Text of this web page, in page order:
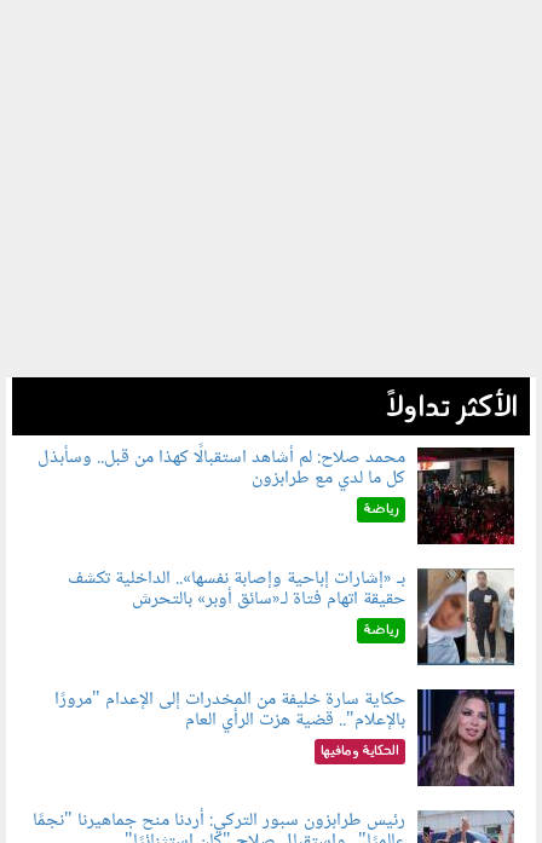
الأكثر تداولاً
060802.jpg
محمد صلاح: لم أشاهد استقبالًا كهذا من قبل.. وسأبذل
كل ما لدي مع طرابزون
رياضة
060804.jpg
بـ «إشارات إباحية وإصابة نفسها».. الداخلية تكشف
حقيقة اتهام فتاة لـ«سائق أوبر» بالتحرش
رياضة
060801.jpeg
حكاية سارة خليفة من المخدرات إلى الإعدام "مرورًا
بالإعلام".. قضية هزت الرأي العام
الحكاية ومافيها
رئيس طرابزون سبور التركي: أردنا منح جماهيرنا "نجمًا